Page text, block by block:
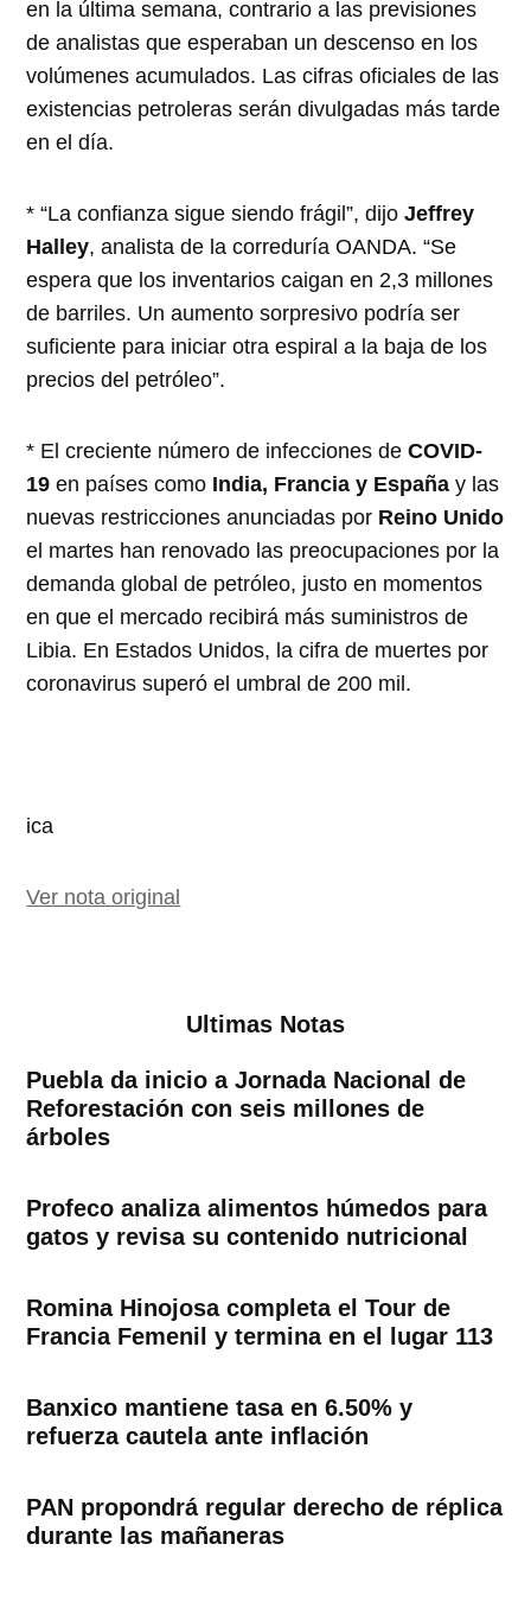
en la última semana, contrario a las previsiones
de analistas que esperaban un descenso en los
volúmenes acumulados. Las cifras oficiales de las
existencias petroleras serán divulgadas más tarde
en el día.
* “La confianza sigue siendo frágil”, dijoJeffrey
Halley, analista de la correduría OANDA. “Se
espera que los inventarios caigan en 2,3 millones
de barriles. Un aumento sorpresivo podría ser
suficiente para iniciar otra espiral a la baja de los
precios del petróleo”.
* El creciente número de infecciones deCOVID-
19 en países como India, Francia y España y las
nuevas restricciones anunciadas por Reino Unido
el martes han renovado las preocupaciones por la
demanda global de petróleo, justo en momentos
en que el mercado recibirá más suministros de
Libia. En Estados Unidos, la cifra de muertes por
coronavirus superó el umbral de 200 mil.
ica
Ver nota original
Ultimas Notas
Puebla da inicio a Jornada Nacional de
Reforestación con seis millones de
árboles
Profeco analiza alimentos húmedos para
gatos y revisa su contenido nutricional
Romina Hinojosa completa el Tour de
Francia Femenil y termina en el lugar 113
Banxico mantiene tasa en 6.50% y
refuerza cautela ante inflación
PAN propondrá regular derecho de réplica
durante las mañaneras